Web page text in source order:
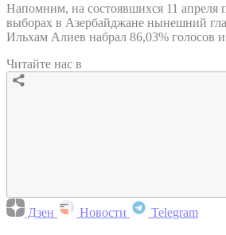
Напомним, на состоявшихся 11 апреля
выборах в Азербайджане нынешний
Ильхам Алиев набрал 86,03% голосов
Читайте нас в
Дзен Новости Telegram